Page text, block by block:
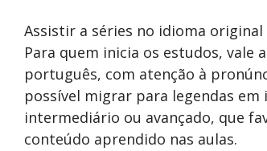
Assistir a séries no idioma
Para quem inicia os estudos, vale
português, com atenção à
possível migrar para legendas
intermediário ou avançado, que
conteúdo aprendido nas aulas.